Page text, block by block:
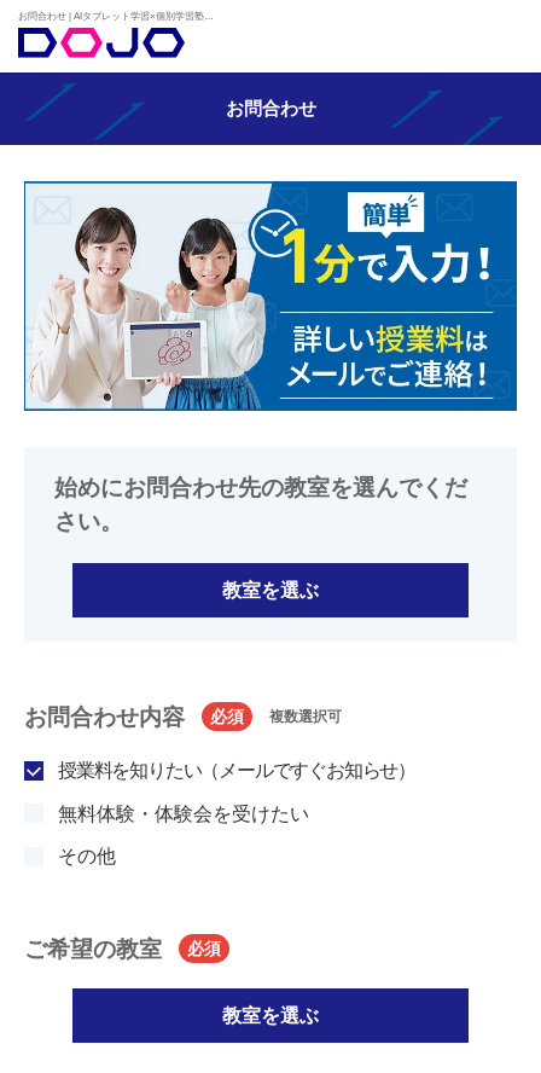
お問合わせ
始めにお問合わせ先の教室を選んでくだ
さい。
教室を選ぶ
お問合わせ内容 必須 複数選択可
授業料を知りたい（メールですぐお知らせ）
無料体験・体験会を受けたい
その他
ご希望の教室 必須
教室を選ぶ